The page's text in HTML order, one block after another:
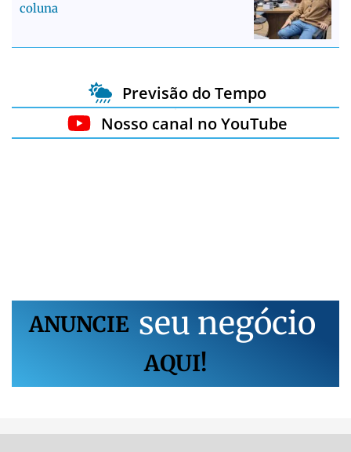
coluna
Previsão do Tempo
Nosso canal no YouTube
ANUNCIE seu negócio
AQUI!